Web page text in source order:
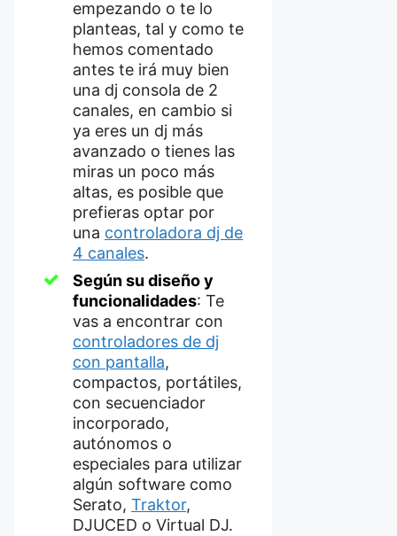
empezando o te lo
planteas, tal y como te
hemos comentado
antes te irá muy bien
una dj consola de 2
canales, en cambio si
ya eres un dj más
avanzado o tienes las
miras un poco más
altas, es posible que
prefieras optar por
una controladora dj de
4 canales.
Según su diseño y
funcionalidades: Te
vas a encontrar con
controladores de dj
con pantalla,
compactos, portátiles,
con secuenciador
incorporado,
autónomos o
especiales para utilizar
algún software como
Serato, Traktor,
DJUCED o Virtual DJ.